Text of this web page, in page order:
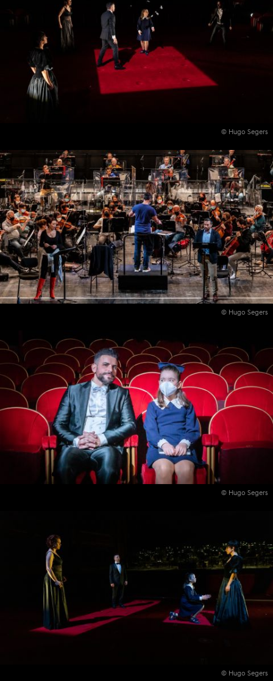
© Hugo Segers
© Hugo Segers
© Hugo Segers
© Hugo Segers